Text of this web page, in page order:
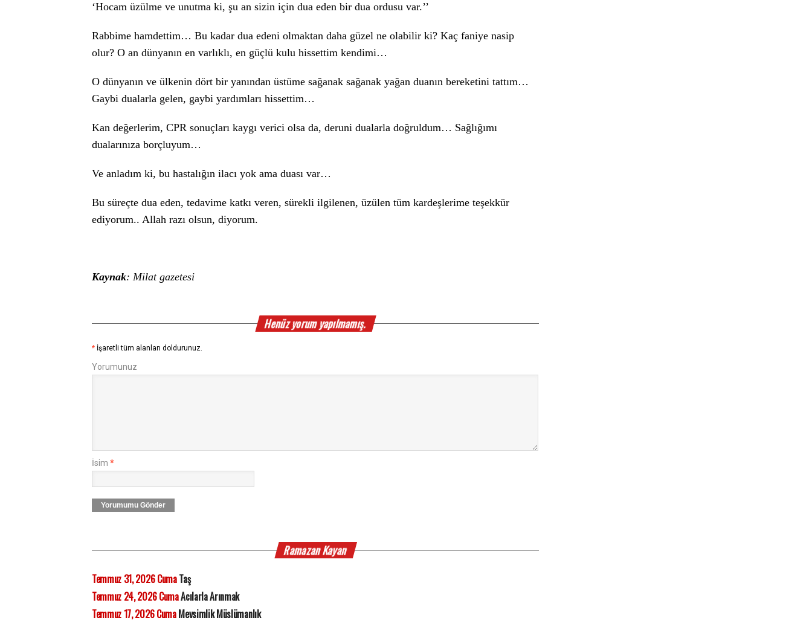
‘Hocam üzülme ve unutma ki, şu an sizin için dua eden bir dua ordusu var.’’
Rabbime hamdettim… Bu kadar dua edeni olmaktan daha güzel ne olabilir ki? Kaç faniye nasip
olur? O an dünyanın en varlıklı, en güçlü kulu hissettim kendimi…
O dünyanın ve ülkenin dört bir yanından üstüme sağanak sağanak yağan duanın bereketini tattım…
Gaybi dualarla gelen, gaybi yardımları hissettim…
Kan değerlerim, CPR sonuçları kaygı verici olsa da, deruni dualarla doğruldum… Sağlığımı
dualarınıza borçluyum…
Ve anladım ki, bu hastalığın ilacı yok ama duası var…
Bu süreçte dua eden, tedavime katkı veren, sürekli ilgilenen, üzülen tüm kardeşlerime teşekkür
ediyorum.. Allah razı olsun, diyorum.
Kaynak: Milat gazetesi
Henüz yorum yapılmamış.
* İşaretli tüm alanları doldurunuz.
Yorumunuz
İsim *
Yorumumu Gönder
Ramazan Kayan
Temmuz 31, 2026 CumaTaş
Temmuz 24, 2026 CumaAcılarla Arınmak
Temmuz 17, 2026 CumaMevsimlik Müslümanlık